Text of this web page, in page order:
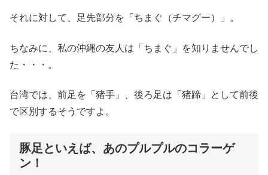
それに対して、足先部分を「ちまぐ（チマグー）」。
ちなみに、私の沖縄の友人は「ちまぐ」を知りませんでし
た・・・。
台湾では、前足を「猪手」、後ろ足は「猪蹄」として前後
で区別するそうですよ。
豚足といえば、あのプルプルのコラーゲ
ン！